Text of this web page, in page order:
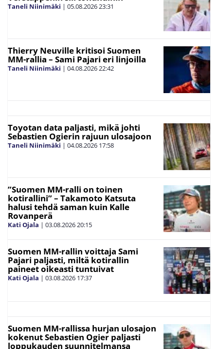
Taneli Niinimäki | 05.08.202623:31
Thierry Neuville kritisoi Suomen
MM-rallia – Sami Pajari eri linjoilla
Taneli Niinimäki | 04.08.202622:42
Toyotan data paljasti, mikä johti
Sebastien Ogierin rajuun ulosajoon
Taneli Niinimäki | 04.08.2026 17:58
”Suomen MM-ralli on toinen
kotirallini” – Takamoto Katsuta
halusi tehdä saman kuin Kalle
Rovanperä
Kati Ojala | 03.08.202620:15
Suomen MM-rallin voittaja Sami
Pajari paljasti, miltä kotirallin
paineet oikeasti tuntuivat
Kati Ojala | 03.08.2026 17:37
Suomen MM-rallissa hurjan ulosajon
kokenut Sebastien Ogier paljasti
loppukauden suunnitelmansa